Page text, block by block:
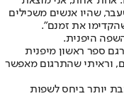
שהיו אנשים משכילים
את זמנם".
היפנית.
ספר ראשון מיפנית
וראיתי שהתרגום מאפשר
יותר ביחס לשפות